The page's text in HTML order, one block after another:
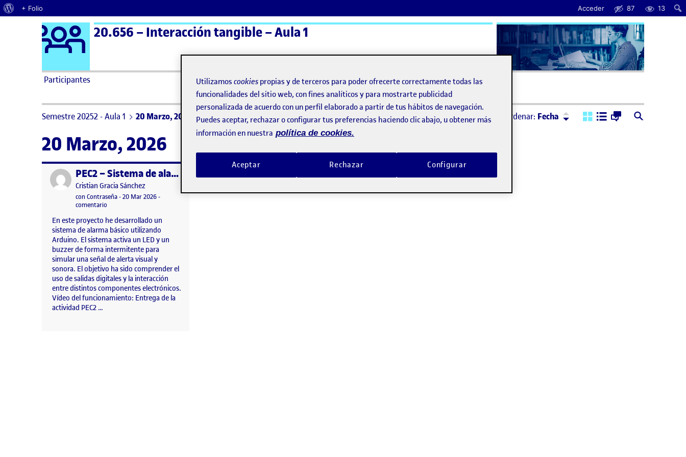
Acerca de WordPress
+ Folio Acceder 87 13
Saltar al contenido Logo Ágora
20.656 – Interacción tangible – Aula 1
Participantes ActiFolios Ayuda
Semestre 20252 - Aula 1 20 Marzo, 2026 Ordenar: Fecha Ordenar:Descendente
20 Marzo, 2026
Publicado por PEC2 – Sistema de alarma con Arduino
Publicado por
Cristian Gracia Sánchez
Visibilidad:
con Contraseña-Fecha de publicación
20 Mar 2026-
comentario
En este proyecto he desarrollado un
sistema de alarma básico utilizando
Arduino. El sistema activa un LED y un
buzzer de forma intermitente para
simular una señal de alerta visual y
sonora. El objetivo ha sido comprender el
uso de salidas digitales y la interacción
entre distintos componentes electrónicos.
Vídeo del funcionamiento: Entrega de la
actividad PEC2 …
Utilizamos cookies propias y de terceros para poder ofrecerte correctamente todas las
funcionalidades del sitio web, con fines analíticos y para mostrarte publicidad
personalizada de acuerdo con un perfil elaborado a partir de tus hábitos de navegación.
Puedes aceptar, rechazar o configurar tus preferencias haciendo clic abajo, u obtener más
información en nuestra política de cookies.
Rechazar
Aceptar Configurar